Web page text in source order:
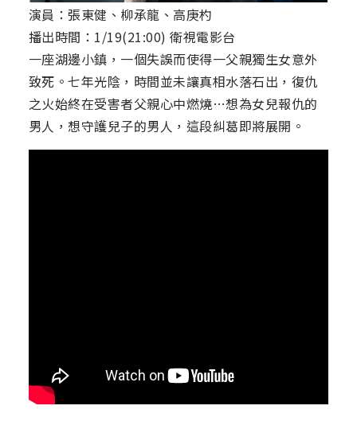
演員：張東健、柳承龍、高庚杓
播出時間：1/19(21:00) 衛視電影台
一座湖邊小鎮，一個失誤而使得一父親獨生女意外
致死。七年光陰，時間並未讓真相水落石出，復仇
之火始終在受害者父親心中燃燒…想為女兒報仇的
男人，想守護兒子的男人，這段糾葛即將展開。